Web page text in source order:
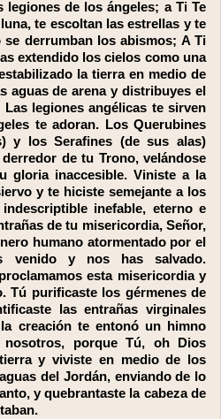
de los ángeles; a Ti Te
te escoltan las estrellas y te
se derrumban los abismos; A Ti
extendido los cielos como una
la tierra en medio de
aguas de arena y distribuyes el
legiones angélicas te sirven
te adoran. Los Querubines
y los Serafines (de sus alas)
de tu Trono, velándose
gloria inaccesible. Viniste a la
y te hiciste semejante a los
inefable, eterno e
de tu misericordia, Señor,
humano atormentado por el
venido y nos has salvado.
esta misericordia y
Tú purificaste los gérmenes de
las entrañas virginales
creación te entonó un himno
nosotros, porque Tú, oh Dios
y viviste en medio de los
del Jordán, enviando de lo
y quebrantaste la cabeza de